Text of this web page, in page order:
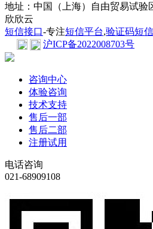
地址：中国（上海）自由贸易试验
欣欣云
短信接口-专注短信平台,验证码短信
沪ICP备2022008703号
咨询中心
体验咨询
技术支持
售后一部
售后二部
注册试用
电话咨询
021-68909108